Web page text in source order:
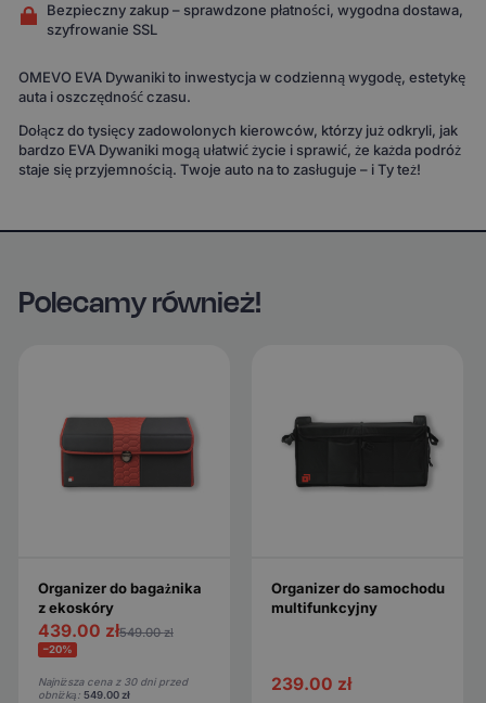
Bezpieczny zakup – sprawdzone płatności, wygodna dostawa,
szyfrowanie SSL
OMEVO EVA Dywaniki to inwestycja w codzienną wygodę, estetykę
auta i oszczędność czasu.
Dołącz do tysięcy zadowolonych kierowców, którzy już odkryli, jak
bardzo EVA Dywaniki mogą ułatwić życie i sprawić, że każda podróż
staje się przyjemnością. Twoje auto na to zasługuje – i Ty też!
Polecamy również!
Organizer do bagażnika
z ekoskóry
439.00 zł549.00zł
−20%
Najniższa cena z 30 dni przed
obniżką: 549.00zł
Organizer do samochodu
multifunkcyjny
239.00 zł